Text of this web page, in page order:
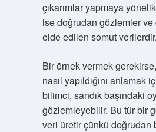
çıkarımlar yapmaya
ise doğrudan gözlemler
elde edilen somut verilerdir.
Bir örnek vermek
nasıl yapıldığını anlamak
bilimci, sandık başındaki oy
gözlemleyebilir. Bu tür bir
veri üretir çünkü doğrudan